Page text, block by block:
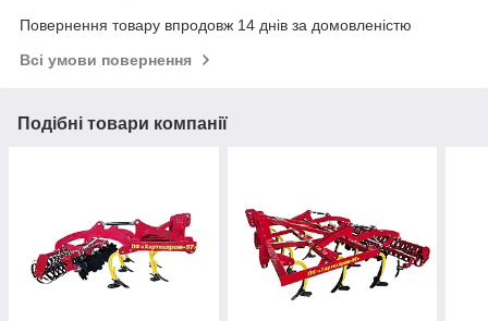
Повернення товару впродовж 14 днів за домовленістю
Всі умови повернення
Подібні товари компанії